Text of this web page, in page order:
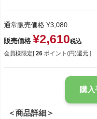
通常販売価格 ¥3,080
販売価格 ¥2,610税込
会員様限定[ 26 ポイント(円)還元 ]
購
＜商品詳細＞